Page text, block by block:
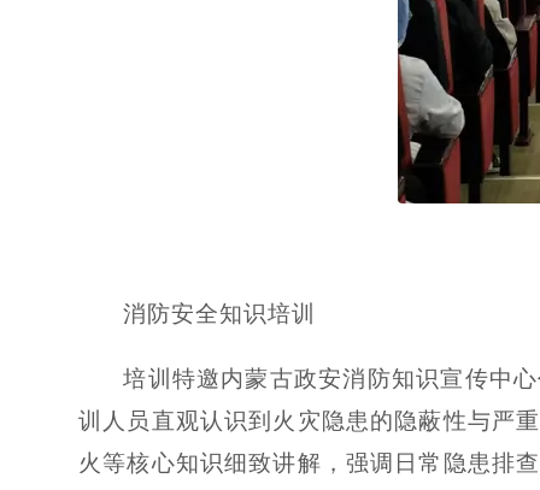
消防安全知识培训
培训特邀内蒙古政安消防知识宣传中
训人员直观认识到火灾隐患的隐蔽性与严
火等核心知识细致讲解，强调日常隐患排